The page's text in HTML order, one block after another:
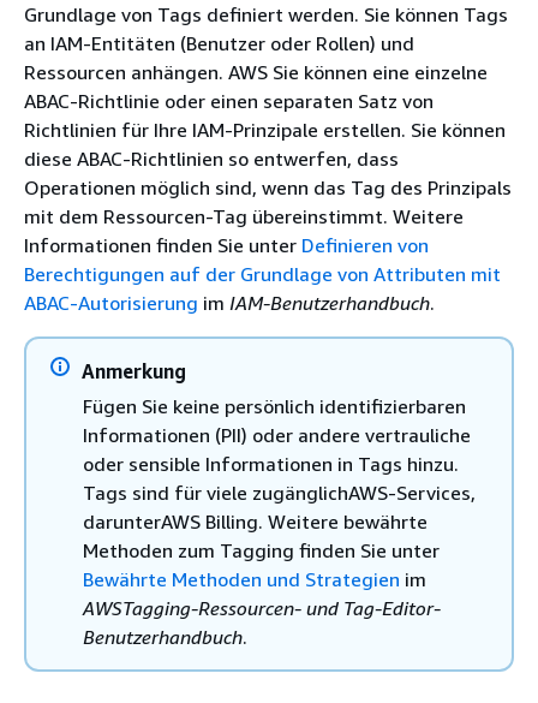
Grundlage von Tags definiert werden. Sie können Tags
an IAM-Entitäten (Benutzer oder Rollen) und
Ressourcen anhängen. AWS Sie können eine einzelne
ABAC-Richtlinie oder einen separaten Satz von
Richtlinien für Ihre IAM-Prinzipale erstellen. Sie können
diese ABAC-Richtlinien so entwerfen, dass
Operationen möglich sind, wenn das Tag des Prinzipals
mit dem Ressourcen-Tag übereinstimmt. Weitere
Informationen finden Sie unter Definieren von
Berechtigungen auf der Grundlage von Attributen mit
ABAC-Autorisierung im IAM-Benutzerhandbuch.
Anmerkung
Fügen Sie keine persönlich identifizierbaren
Informationen (PII) oder andere vertrauliche
oder sensible Informationen in Tags hinzu.
Tags sind für viele zugänglichAWS-Services,
darunterAWS Billing. Weitere bewährte
Methoden zum Tagging finden Sie unter
Bewährte Methoden und Strategien im
AWSTagging-Ressourcen- und Tag-Editor-
Benutzerhandbuch.